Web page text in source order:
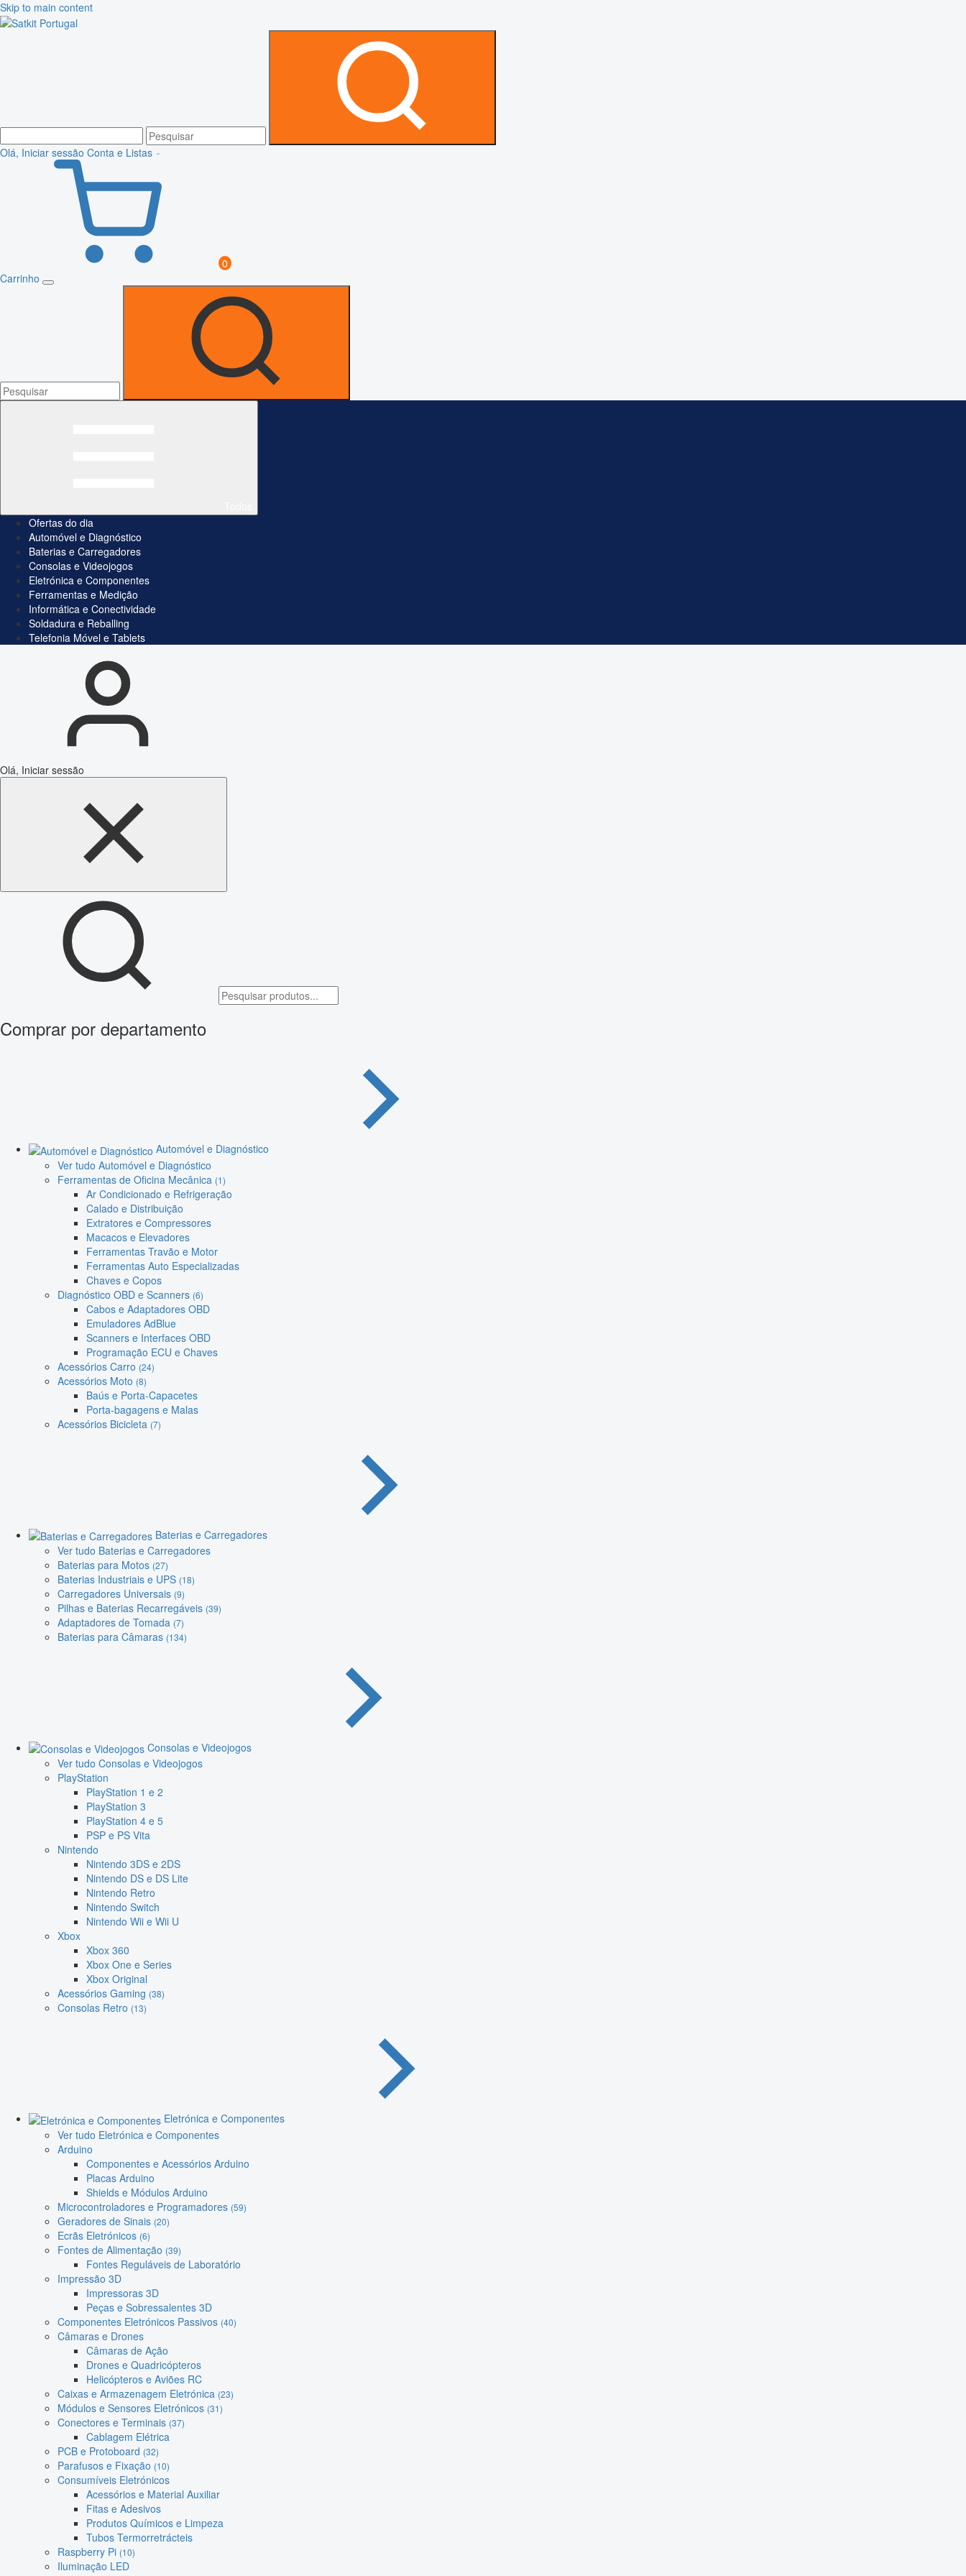
Skip to main content
Olá, Iniciar sessão Conta e Listas
0
Carrinho
Ofertas do dia
Automóvel e Diagnóstico
Baterias e Carregadores
Consolas e Videojogos
Eletrónica e Componentes
Ferramentas e Medição
Informática e Conectividade
Soldadura e Reballing
Telefonia Móvel e Tablets
Olá, Iniciar sessão
Comprar por departamento
Automóvel e Diagnóstico
Ver tudo Automóvel e Diagnóstico
Ferramentas de Oficina Mecânica (1)
Ar Condicionado e Refrigeração
Calado e Distribuição
Extratores e Compressores
Macacos e Elevadores
Ferramentas Travão e Motor
Ferramentas Auto Especializadas
Chaves e Copos
Diagnóstico OBD e Scanners (6)
Cabos e Adaptadores OBD
Emuladores AdBlue
Scanners e Interfaces OBD
Programação ECU e Chaves
Acessórios Carro (24)
Acessórios Moto (8)
Baús e Porta-Capacetes
Porta-bagagens e Malas
Acessórios Bicicleta (7)
Baterias e Carregadores
Ver tudo Baterias e Carregadores
Baterias para Motos (27)
Baterias Industriais e UPS (18)
Carregadores Universais (9)
Pilhas e Baterias Recarregáveis (39)
Adaptadores de Tomada (7)
Baterias para Câmaras (134)
Consolas e Videojogos
Ver tudo Consolas e Videojogos
PlayStation
PlayStation 1 e 2
PlayStation 3
PlayStation 4 e 5
PSP e PS Vita
Nintendo
Nintendo 3DS e 2DS
Nintendo DS e DS Lite
Nintendo Retro
Nintendo Switch
Nintendo Wii e Wii U
Xbox
Xbox 360
Xbox One e Series
Xbox Original
Acessórios Gaming (38)
Consolas Retro (13)
Eletrónica e Componentes
Ver tudo Eletrónica e Componentes
Arduino
Componentes e Acessórios Arduino
Placas Arduino
Shields e Módulos Arduino
Microcontroladores e Programadores (59)
Geradores de Sinais (20)
Ecrãs Eletrónicos (6)
Fontes de Alimentação (39)
Fontes Reguláveis de Laboratório
Impressão 3D
Impressoras 3D
Peças e Sobressalentes 3D
Componentes Eletrónicos Passivos (40)
Câmaras e Drones
Câmaras de Ação
Drones e Quadricópteros
Helicópteros e Aviões RC
Caixas e Armazenagem Eletrónica (23)
Módulos e Sensores Eletrónicos (31)
Conectores e Terminais (37)
Cablagem Elétrica
PCB e Protoboard (32)
Parafusos e Fixação (10)
Consumíveis Eletrónicos
Acessórios e Material Auxiliar
Fitas e Adesivos
Produtos Químicos e Limpeza
Tubos Termorretrácteis
Raspberry Pi (10)
Iluminação LED